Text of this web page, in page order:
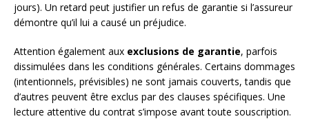
jours). Un retard peut justifier un refus de garantie si l’assureur
démontre qu’il lui a causé un préjudice.
Attention également aux exclusions de garantie, parfois
dissimulées dans les conditions générales. Certains dommages
(intentionnels, prévisibles) ne sont jamais couverts, tandis que
d’autres peuvent être exclus par des clauses spécifiques. Une
lecture attentive du contrat s’impose avant toute souscription.